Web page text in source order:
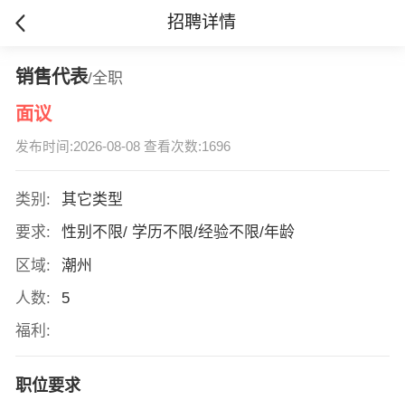
招聘详情
销售代表/全职
面议
发布时间:2026-08-08 查看次数:1696
类别:
其它类型
要求:
性别不限/ 学历不限/经验不限/年龄
区域:
潮州
人数:
5
福利:
职位要求